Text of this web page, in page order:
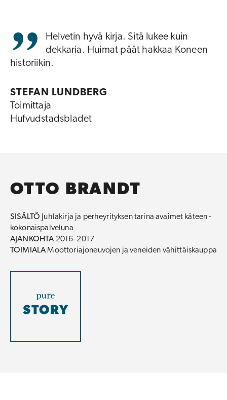
Helvetin hyvä kirja. Sitä lukee kuin
dekkaria. Huimat päät hakkaa Koneen
historiikin.
STEFAN LUNDBERG
Toimittaja
Hufvudstadsbladet
OTTO BRANDT
SISÄLTÖ Juhlakirja ja perheyrityksen tarina avaimet käteen -
kokonaispalveluna
AJANKOHTA2016–2017
TOIMIALAMoottoriajoneuvojen ja veneiden vähittäiskauppa